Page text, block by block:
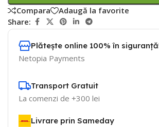
Compara
Adaugă la favorite
Share:
Plătește online 100% în
Netopia Payments
Transport Gratuit
La comenzi de +300 lei
Livrare prin Sameday